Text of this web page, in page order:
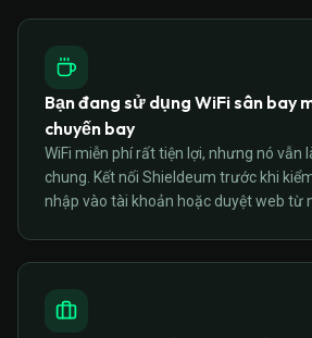
Bạn đang sử dụng WiFi sân bay
chuyến bay
WiFi miễn phí rất tiện lợi, nhưng nó vẫn
chung. Kết nối Shieldeum trước khi
nhập vào tài khoản hoặc duyệt web từ